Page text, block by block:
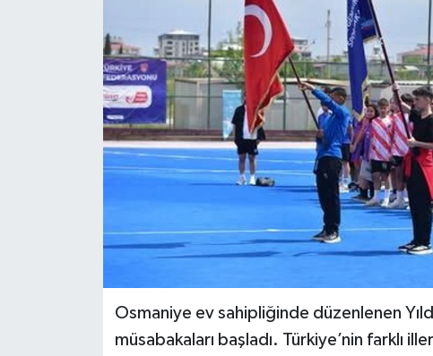
Osmaniye ev sahipliğinde düzenlenen
müsabakaları başladı. Türkiye’nin farklı